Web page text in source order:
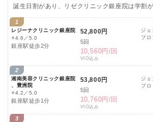
誕生日割があり、リゼクリニック銀座院は学割が
1
レジーナクリニック銀座院
⭐4.6／5.0
銀座駅徒歩2分
52,800円
5回
10,560円/回
VIO込み
ジェ
プロ
2
湘南美容クリニック銀座院
、豊洲院
⭐4.2／5.0
銀座駅徒歩1分
53,800円
5回
10,760円/回
VIO込み
ジェ
プロ
3